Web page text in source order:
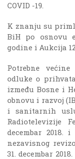
COVID -19.
K znanju su
BiH po osnovu
godine i Aukcija
Potrebne
odluke o
između Bosne i
obnovu i razvoj
i sanitarnih
Radiotelevizije
decembar 2018.
nezavisnog
31. decembar